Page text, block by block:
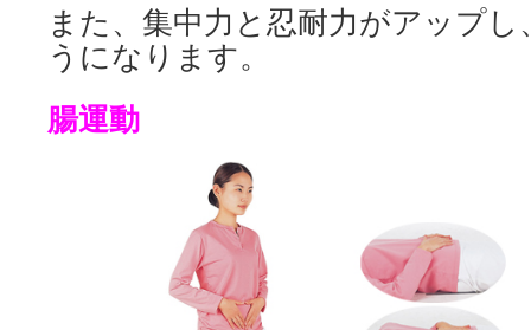
また、集中力と忍耐力がアップ
うになります。
腸運動